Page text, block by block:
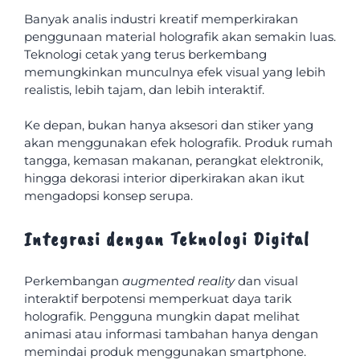
Banyak analis industri kreatif memperkirakan
penggunaan material holografik akan semakin luas.
Teknologi cetak yang terus berkembang
memungkinkan munculnya efek visual yang lebih
realistis, lebih tajam, dan lebih interaktif.
Ke depan, bukan hanya aksesori dan stiker yang
akan menggunakan efek holografik. Produk rumah
tangga, kemasan makanan, perangkat elektronik,
hingga dekorasi interior diperkirakan akan ikut
mengadopsi konsep serupa.
Integrasi dengan Teknologi Digital
Perkembangan augmented realitydan visual
interaktif berpotensi memperkuat daya tarik
holografik. Pengguna mungkin dapat melihat
animasi atau informasi tambahan hanya dengan
memindai produk menggunakan smartphone.